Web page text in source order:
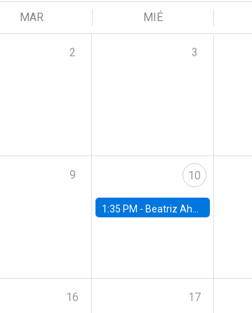
MAR MIÉ
2 3
9 10
1:35 PM - Beatriz Ahumada, PhD candidate, Universidad de Pittsburgh
16 17